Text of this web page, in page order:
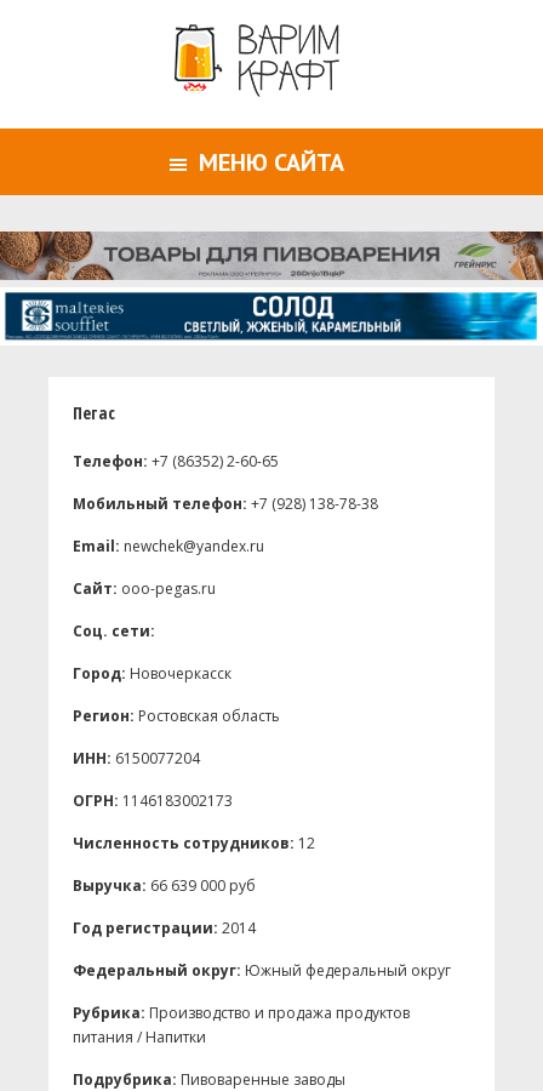
МЕНЮ САЙТА
Пегас
Телефон: +7 (86352) 2-60-65
Мобильный телефон: +7 (928) 138-78-38
Email: newchek@yandex.ru
Сайт: ooo-pegas.ru
Соц. сети:
Город: Новочеркасск
Регион: Ростовская область
ИНН: 6150077204
ОГРН: 1146183002173
Численность сотрудников: 12
Выручка: 66 639 000 руб
Год регистрации: 2014
Федеральный округ: Южный федеральный округ
Рубрика: Производство и продажа продуктов
питания / Напитки
Подрубрика: Пивоваренные заводы